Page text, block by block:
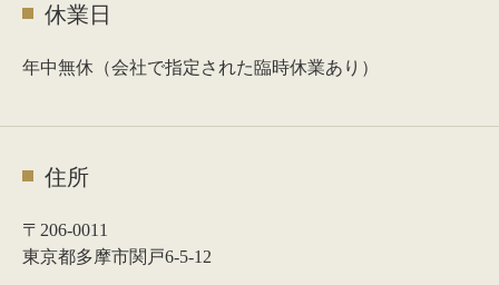
休業日
年中無休（会社で指定された臨時休業あり）
住所
〒206-0011
東京都多摩市関戸6-5-12